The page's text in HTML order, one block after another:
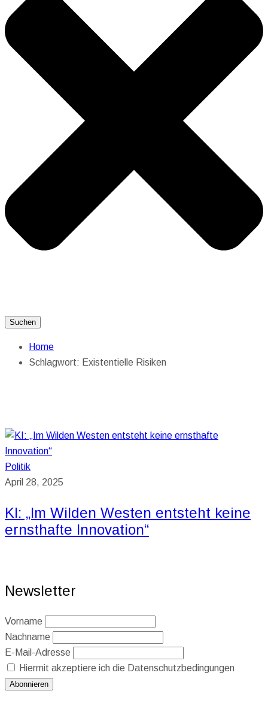
Suchen
Home
Schlagwort: Existentielle Risiken
Politik
April 28, 2025
KI: „Im Wilden Westen entsteht keine
ernsthafte Innovation“
Newsletter
Vorname
Nachname
E-Mail-Adresse
Hiermit akzeptiere ich die Datenschutzbedingungen